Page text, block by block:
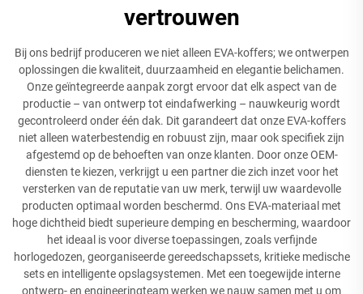
vertrouwen
Bij ons bedrijf produceren we niet alleen EVA-koffers; we ontwerpen
oplossingen die kwaliteit, duurzaamheid en elegantie belichamen.
Onze geïntegreerde aanpak zorgt ervoor dat elk aspect van de
productie – van ontwerp tot eindafwerking – nauwkeurig wordt
gecontroleerd onder één dak. Dit garandeert dat onze EVA-koffers
niet alleen waterbestendig en robuust zijn, maar ook specifiek zijn
afgestemd op de behoeften van onze klanten. Door onze OEM-
diensten te kiezen, verkrijgt u een partner die zich inzet voor het
versterken van de reputatie van uw merk, terwijl uw waardevolle
producten optimaal worden beschermd. Ons EVA-materiaal met
hoge dichtheid biedt superieure demping en bescherming, waardoor
het ideaal is voor diverse toepassingen, zoals verfijnde
horlogedozen, georganiseerde gereedschapssets, kritieke medische
sets en intelligente opslagsystemen. Met een toegewijde interne
ontwerp- en engineeringteam werken we nauw samen met u om